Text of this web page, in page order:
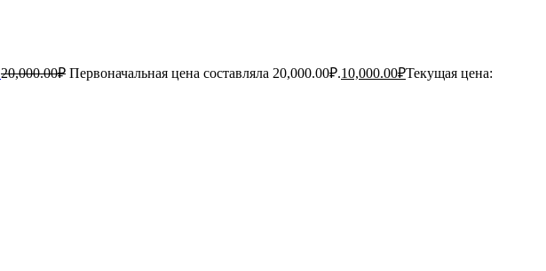
20,000.00₽ Первоначальная цена составляла 20,000.00₽.10,000.00₽Текущая цена: